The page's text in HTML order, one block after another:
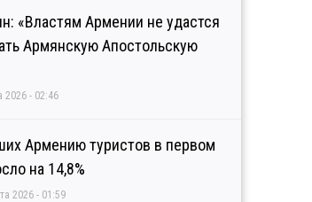
«Властям Армении не удастся
Армянскую Апостольскую
2026 - 02:46
Армению туристов в первом
на 14,8%
2026 - 01:59